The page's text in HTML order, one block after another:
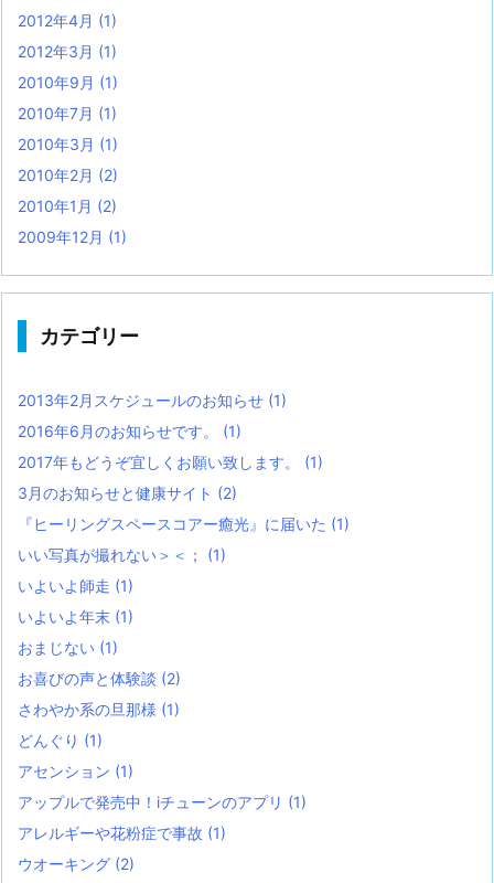
2012年4月 (1)
2012年3月 (1)
2010年9月 (1)
2010年7月 (1)
2010年3月 (1)
2010年2月 (2)
2010年1月 (2)
2009年12月 (1)
カテゴリー
2013年2月スケジュールのお知らせ (1)
2016年6月のお知らせです。 (1)
2017年もどうぞ宜しくお願い致します。 (1)
3月のお知らせと健康サイト (2)
『ヒーリングスペースコアー癒光』に届いた (1)
いい写真が撮れない＞＜； (1)
いよいよ師走 (1)
いよいよ年末 (1)
おまじない (1)
お喜びの声と体験談 (2)
さわやか系の旦那様 (1)
どんぐり (1)
アセンション (1)
アップルで発売中！iチューンのアプリ (1)
アレルギーや花粉症で事故 (1)
ウオーキング (2)